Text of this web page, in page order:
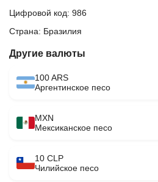
Цифровой код: 986
Страна: Бразилия
Другие валюты
100 ARS
Аргентинское песо
MXN
Мексиканское песо
10 CLP
Чилийское песо